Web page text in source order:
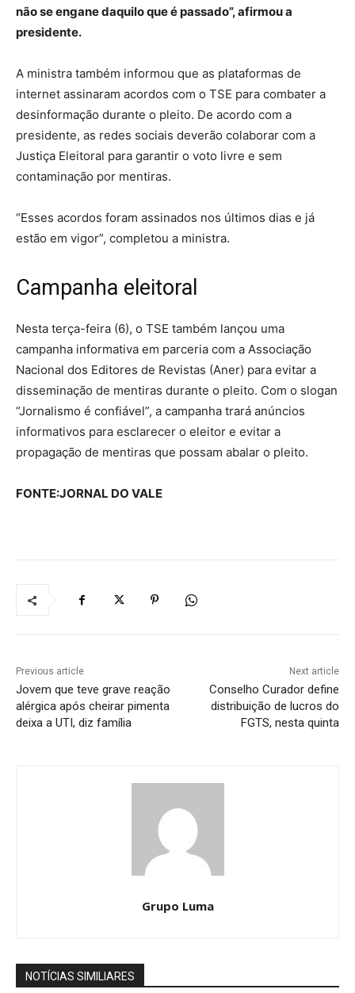
não se engane daquilo que é passado”, afirmou a
presidente.
A ministra também informou que as plataformas de
internet assinaram acordos com o TSE para combater a
desinformação durante o pleito. De acordo com a
presidente, as redes sociais deverão colaborar com a
Justiça Eleitoral para garantir o voto livre e sem
contaminação por mentiras.
“Esses acordos foram assinados nos últimos dias e já
estão em vigor”, completou a ministra.
Campanha eleitoral
Nesta terça-feira (6), o TSE também lançou uma
campanha informativa em parceria com a Associação
Nacional dos Editores de Revistas (Aner) para evitar a
disseminação de mentiras durante o pleito. Com o slogan
“Jornalismo é confiável”, a campanha trará anúncios
informativos para esclarecer o eleitor e evitar a
propagação de mentiras que possam abalar o pleito.
FONTE:JORNAL DO VALE
Previous article
Jovem que teve grave reação
alérgica após cheirar pimenta
deixa a UTI, diz família
Next article
Conselho Curador define
distribuição de lucros do
FGTS, nesta quinta
Grupo Luma
NOTÍCIAS SIMILIARES